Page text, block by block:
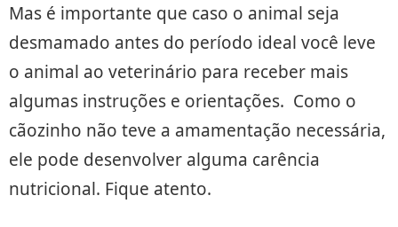
Mas é importante que caso o animal seja
desmamado antes do período ideal você leve
o animal ao veterinário para receber mais
algumas instruções e orientações. Como o
cãozinho não teve a amamentação necessária,
ele pode desenvolver alguma carência
nutricional. Fique atento.